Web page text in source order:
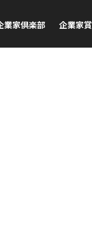
業家倶楽部 企業家賞